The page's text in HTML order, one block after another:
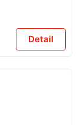
Detail